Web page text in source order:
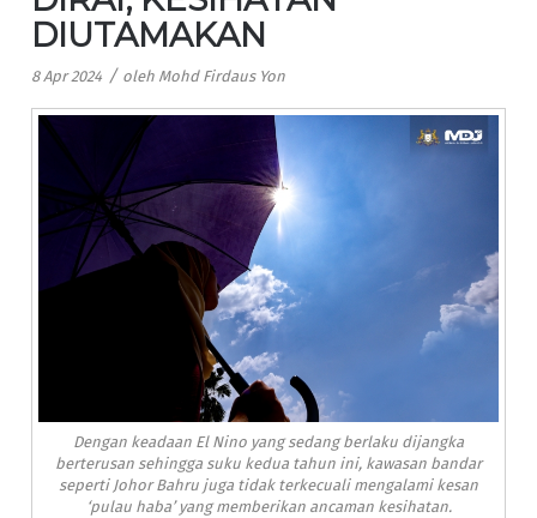
DIUTAMAKAN
8 Apr 2024 / oleh Mohd Firdaus Yon
Dengan keadaan El Nino yang sedang berlaku dijangka
berterusan sehingga suku kedua tahun ini, kawasan bandar
seperti Johor Bahru juga tidak terkecuali mengalami kesan
‘pulau haba’ yang memberikan ancaman kesihatan.